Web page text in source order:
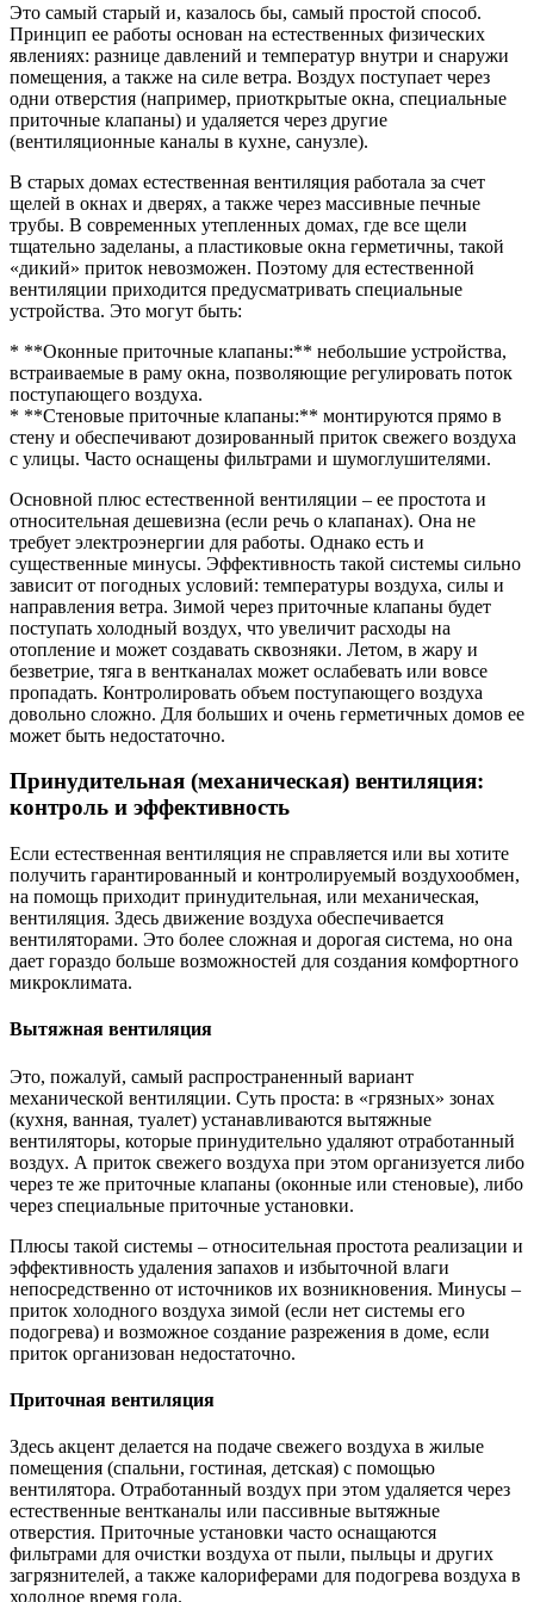
Это самый старый и, казалось бы, самый простой способ.
Принцип ее работы основан на естественных физических
явлениях: разнице давлений и температур внутри и снаружи
помещения, а также на силе ветра. Воздух поступает через
одни отверстия (например, приоткрытые окна, специальные
приточные клапаны) и удаляется через другие
(вентиляционные каналы в кухне, санузле).
В старых домах естественная вентиляция работала за счет
щелей в окнах и дверях, а также через массивные печные
трубы. В современных утепленных домах, где все щели
тщательно заделаны, а пластиковые окна герметичны, такой
«дикий» приток невозможен. Поэтому для естественной
вентиляции приходится предусматривать специальные
устройства. Это могут быть:
* **Оконные приточные клапаны:** небольшие устройства,
встраиваемые в раму окна, позволяющие регулировать поток
поступающего воздуха.
* **Стеновые приточные клапаны:** монтируются прямо в
стену и обеспечивают дозированный приток свежего воздуха
с улицы. Часто оснащены фильтрами и шумоглушителями.
Основной плюс естественной вентиляции – ее простота и
относительная дешевизна (если речь о клапанах). Она не
требует электроэнергии для работы. Однако есть и
существенные минусы. Эффективность такой системы сильно
зависит от погодных условий: температуры воздуха, силы и
направления ветра. Зимой через приточные клапаны будет
поступать холодный воздух, что увеличит расходы на
отопление и может создавать сквозняки. Летом, в жару и
безветрие, тяга в вентканалах может ослабевать или вовсе
пропадать. Контролировать объем поступающего воздуха
довольно сложно. Для больших и очень герметичных домов ее
может быть недостаточно.
Принудительная (механическая) вентиляция:
контроль и эффективность
Если естественная вентиляция не справляется или вы хотите
получить гарантированный и контролируемый воздухообмен,
на помощь приходит принудительная, или механическая,
вентиляция. Здесь движение воздуха обеспечивается
вентиляторами. Это более сложная и дорогая система, но она
дает гораздо больше возможностей для создания комфортного
микроклимата.
Вытяжная вентиляция
Это, пожалуй, самый распространенный вариант
механической вентиляции. Суть проста: в «грязных» зонах
(кухня, ванная, туалет) устанавливаются вытяжные
вентиляторы, которые принудительно удаляют отработанный
воздух. А приток свежего воздуха при этом организуется либо
через те же приточные клапаны (оконные или стеновые), либо
через специальные приточные установки.
Плюсы такой системы – относительная простота реализации и
эффективность удаления запахов и избыточной влаги
непосредственно от источников их возникновения. Минусы –
приток холодного воздуха зимой (если нет системы его
подогрева) и возможное создание разрежения в доме, если
приток организован недостаточно.
Приточная вентиляция
Здесь акцент делается на подаче свежего воздуха в жилые
помещения (спальни, гостиная, детская) с помощью
вентилятора. Отработанный воздух при этом удаляется через
естественные вентканалы или пассивные вытяжные
отверстия. Приточные установки часто оснащаются
фильтрами для очистки воздуха от пыли, пыльцы и других
загрязнителей, а также калориферами для подогрева воздуха в
холодное время года.